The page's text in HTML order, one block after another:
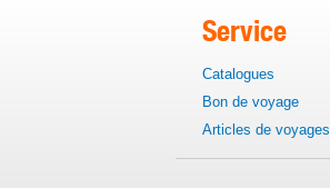
Service
Catalogues
Bon de voyage
Articles de voyages